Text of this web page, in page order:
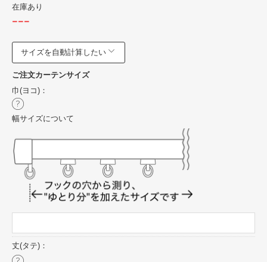
在庫あり
---
サイズを自動計算したい
ご注文カーテンサイズ
巾(ヨコ)：
幅サイズについて
丈(タテ)：